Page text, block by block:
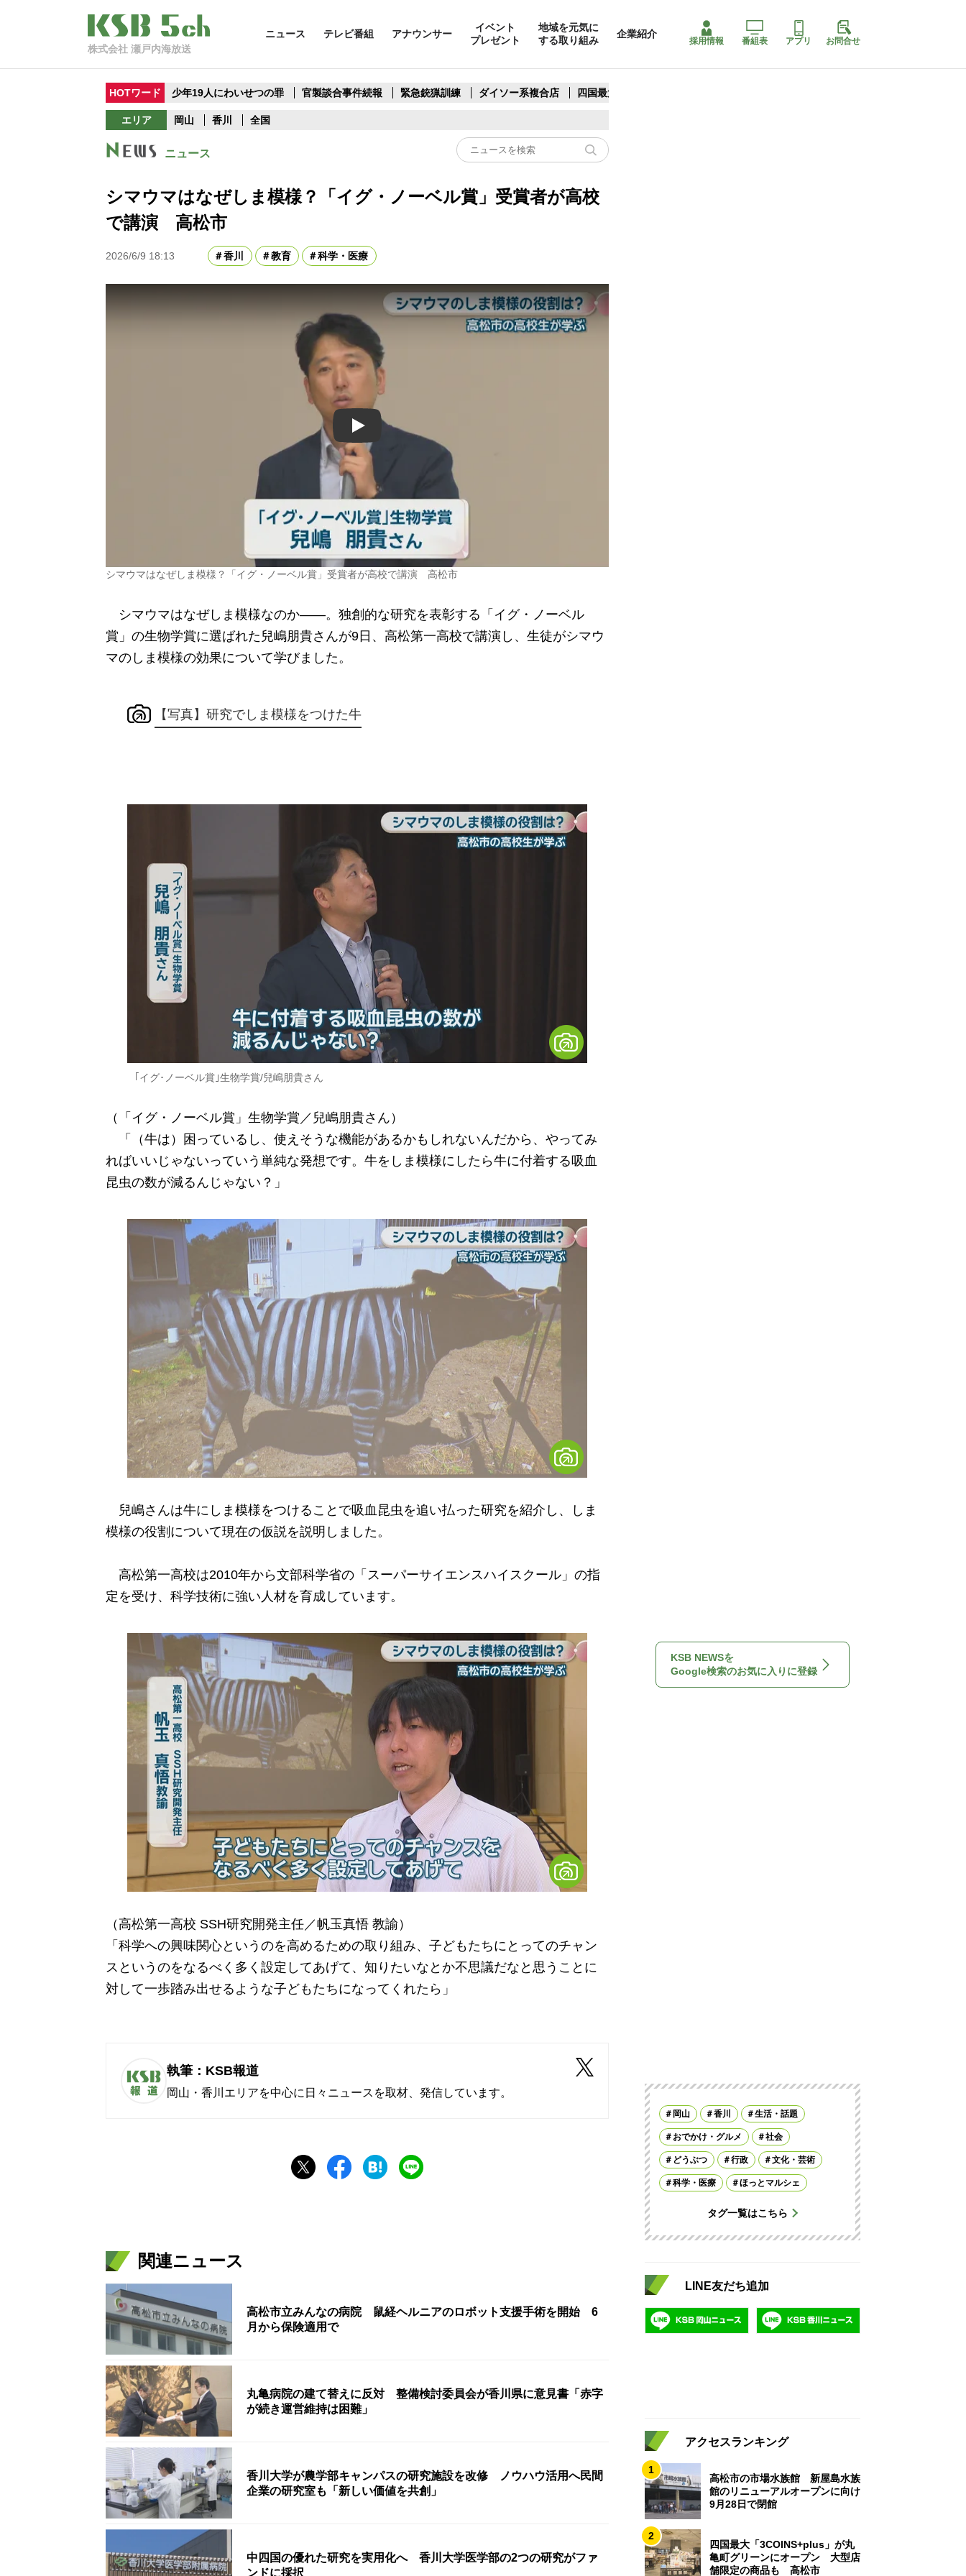
株式会社 瀬戸内海放送
ニュース テレビ番組 アナウンサー
イベント
プレゼント
地域を元気に
する取り組み
企業紹介
採用情報 番組表 アプリ お問合せ
HOTワード 少年19人にわいせつの罪 官製談合事件続報 緊急銃猟訓練 ダイソー系複合店 四国最大スリコ
エリア 岡山 香川 全国
ニュース
シマウマはなぜしま模様？「イグ・ノーベル賞」受賞者が高校
で講演 高松市
2026/6/9 18:13 香川 教育 科学・医療
Play
シマウマはなぜしま模様？「イグ・ノーベル賞」受賞者が高校で講演 高松市
シマウマはなぜしま模様なのか――。独創的な研究を表彰する「イグ・ノーベル
賞」の生物学賞に選ばれた兒嶋朋貴さんが9日、高松第一高校で講演し、生徒がシマウ
マのしま模様の効果について学びました。
【写真】研究でしま模様をつけた牛
｢イグ･ノーベル賞｣生物学賞/兒嶋朋貴さん
（「イグ・ノーベル賞」生物学賞／兒嶋朋貴さん）
「（牛は）困っているし、使えそうな機能があるかもしれないんだから、やってみ
ればいいじゃないっていう単純な発想です。牛をしま模様にしたら牛に付着する吸血
昆虫の数が減るんじゃない？」
兒嶋さんは牛にしま模様をつけることで吸血昆虫を追い払った研究を紹介し、しま
模様の役割について現在の仮説を説明しました。
高松第一高校は2010年から文部科学省の「スーパーサイエンスハイスクール」の指
定を受け、科学技術に強い人材を育成しています。
（高松第一高校 SSH研究開発主任／帆玉真悟 教諭）
「科学への興味関心というのを高めるための取り組み、子どもたちにとってのチャン
スというのをなるべく多く設定してあげて、知りたいなとか不思議だなと思うことに
対して一歩踏み出せるような子どもたちになってくれたら」
執筆：KSB報道
岡山・香川エリアを中心に日々ニュースを取材、発信しています。
関連ニュース
高松市立みんなの病院 鼠経ヘルニアのロボット支援手術を開始 6
月から保険適用で
丸亀病院の建て替えに反対 整備検討委員会が香川県に意見書「赤字
が続き運営維持は困難」
香川大学が農学部キャンパスの研究施設を改修 ノウハウ活用へ民間
企業の研究室も「新しい価値を共創」
中四国の優れた研究を実用化へ 香川大学医学部の2つの研究がファ
ンドに採択
KSB NEWSを
Google検索のお気に入りに登録
岡山 香川 生活・話題
おでかけ・グルメ 社会
どうぶつ 行政 文化・芸術
科学・医療 ほっとマルシェ
タグ一覧はこちら
LINE友だち追加
アクセスランキング
1
高松市の市場水族館 新屋島水族
館のリニューアルオープンに向け
9月28日で閉館
2
四国最大「3COINS+plus」が丸
亀町グリーンにオープン 大型店
舗限定の商品も 高松市